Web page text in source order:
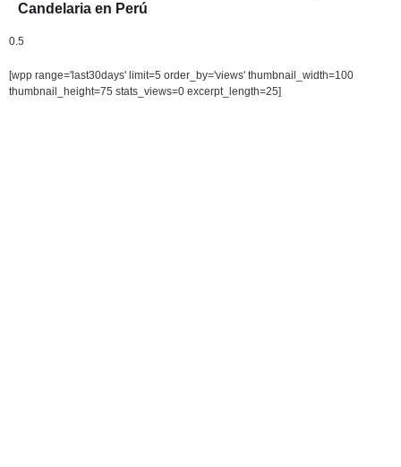
Candelaria en Perú
[wpp range='last30days' limit=5 order_by='views' thumbnail_width=100
thumbnail_height=75 stats_views=0 excerpt_length=25]